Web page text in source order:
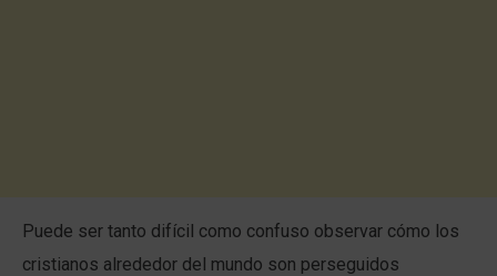
Puede ser tanto difícil como confuso observar cómo los
cristianos alrededor del mundo son perseguidos